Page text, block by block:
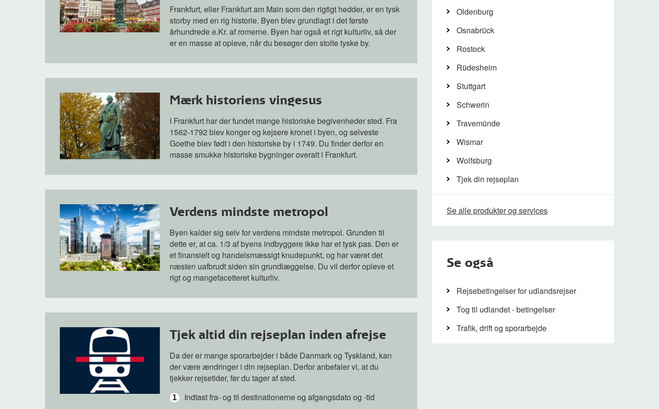
Frankfurt, eller Frankfurt am Main som den rigtigt hedder, er en tysk
storby med en rig historie. Byen blev grundlagt i det første
århundrede e.Kr. af romerne. Byen har også et rigt kulturliv, så der
er en masse at opleve, når du besøger den stolte tyske by.
Mærk historiens vingesus
I Frankfurt har der fundet mange historiske begivenheder sted. Fra
1562-1792 blev konger og kejsere kronet i byen, og selveste
Goethe blev født i den historiske by i 1749. Du finder derfor en
masse smukke historiske bygninger overalt i Frankfurt.
Verdens mindste metropol
Byen kalder sig selv for verdens mindste metropol. Grunden til
dette er, at ca. 1/3 af byens indbyggere ikke har et tysk pas. Den er
et finansielt og handelsmæssigt knudepunkt, og har været det
næsten uafbrudt siden sin grundlæggelse. Du vil derfor opleve et
rigt og mangefacetteret kulturliv.
Tjek altid din rejseplan inden afrejse
Da der er mange sporarbejder i både Danmark og Tyskland, kan
der være ændringer i din rejseplan. Derfor anbefaler vi, at du
tjekker rejsetider, før du tager af sted.
Indtast fra- og til destinationerne og afgangsdato og -tid
Oldenburg
Osnabrück
Rostock
Rüdesheim
Stuttgart
Schwerin
Travemünde
Wismar
Wolfsburg
Tjek din rejseplan
Se alle produkter og services
Se også
Rejsebetingelser for udlandsrejser
Tog til udlandet - betingelser
Trafik, drift og sporarbejde